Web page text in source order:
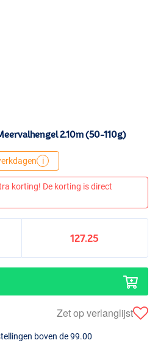
2.10m (50-110g)
i
korting! De korting is direct
127.25
Zet op verlanglijst
boven de 99.00